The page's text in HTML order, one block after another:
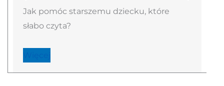
Jak pomóc starszemu dziecku, które
słabo czyta?